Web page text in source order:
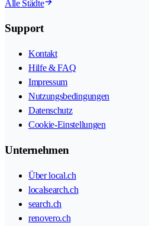
Alle Städte
Support
Kontakt
Hilfe & FAQ
Impressum
Nutzungsbedingungen
Datenschutz
Cookie-Einstellungen
Unternehmen
Über local.ch
localsearch.ch
search.ch
renovero.ch